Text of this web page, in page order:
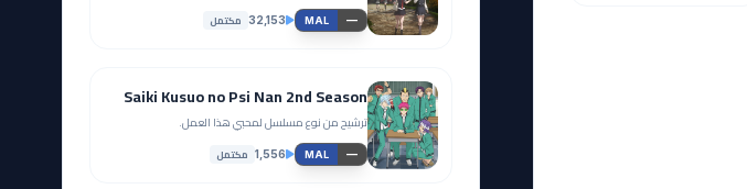
MAL —
32,153 مكتمل
Saiki Kusuo no Psi Nan 2nd Season
ترشيح من نوع مسلسل لمحبي هذا العمل.
MAL —
1,556 مكتمل